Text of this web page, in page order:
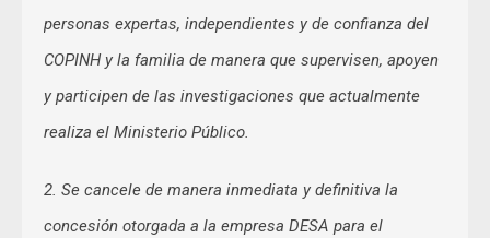
personas expertas, independientes y de confianza del
COPINH y la familia de manera que supervisen, apoyen
y participen de las investigaciones que actualmente
realiza el Ministerio Público.
2. Se cancele de manera inmediata y definitiva la
concesión otorgada a la empresa DESA para el